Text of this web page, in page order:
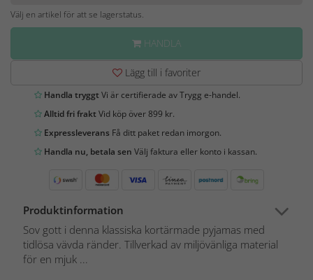
Välj en artikel för att se lagerstatus.
HANDLA
Lägg till i favoriter
Handla tryggtVi är certifierade av Trygg e-handel.
Alltid fri fraktVid köp över 899 kr.
Expressleverans Få ditt paket redan imorgon.
Handla nu, betala sen Välj faktura eller konto i kassan.
Produktinformation
Sov gott i denna klassiska kortärmade pyjamas med
tidlösa vävda ränder. Tillverkad av miljövänliga material
för en mjuk ...